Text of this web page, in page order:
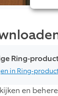
Ring-
in Ring-
en